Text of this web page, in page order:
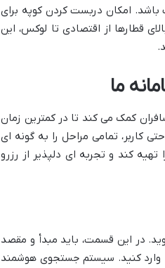
باشد. امکان دربست کردن کوپه برای
قطارها از اقتصادی تا لوکس، این
ما
کمک می کند تا در کمترین زمان
کاربر، تمامی مراحل را به گونه ای
کند و تجربه ای دلپذیر از رزرو
در این قسمت، باید مبدأ و مقصد
وارد کنید. سیستم جستجوی هوشمند